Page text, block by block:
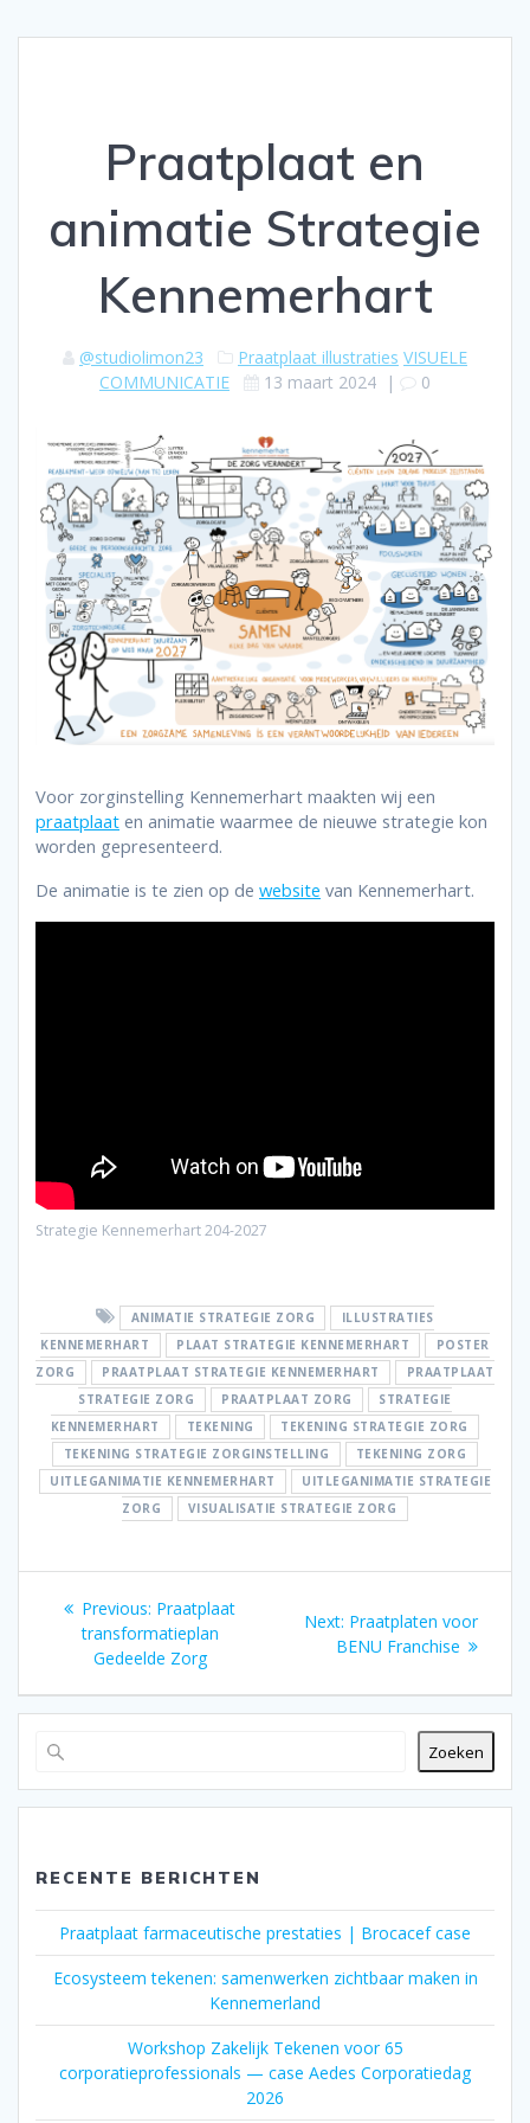
Praatplaat en
animatie Strategie
Kennemerhart
@studiolimon23 Praatplaat illustraties VISUELE
COMMUNICATIE
13 maart 2024 | 0
Voor zorginstelling Kennemerhart maakten wij een
praatplaat en animatie waarmee de nieuwe strategie kon
worden gepresenteerd.
De animatie is te zien op de website van Kennemerhart.
Strategie Kennemerhart 204-2027
ANIMATIE STRATEGIE ZORG
ILLUSTRATIES
KENNEMERHART
PLAAT STRATEGIE KENNEMERHART
POSTER
ZORG
PRAATPLAAT STRATEGIE KENNEMERHART
PRAATPLAAT
STRATEGIE ZORG
PRAATPLAAT ZORG
STRATEGIE
KENNEMERHART
TEKENING
TEKENING STRATEGIE ZORG
TEKENING STRATEGIE ZORGINSTELLING
TEKENING ZORG
UITLEGANIMATIE KENNEMERHART
UITLEGANIMATIE STRATEGIE
ZORG
VISUALISATIE STRATEGIE ZORG
navigatie
Previous: Previous
post:
Praatplaat
transformatieplan
Gedeelde Zorg
Next: Next
post:
Praatplaten voor
BENU Franchise
Zoeken
RECENTE BERICHTEN
Praatplaat farmaceutische prestaties | Brocacef case
Ecosysteem tekenen: samenwerken zichtbaar maken in
Kennemerland
Workshop Zakelijk Tekenen voor 65
corporatieprofessionals — case Aedes Corporatiedag
2026